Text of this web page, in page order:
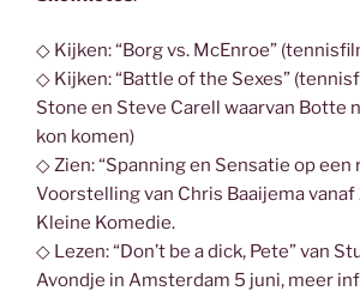
◇ Kijken: “Borg vs. McEnroe”
◇ Kijken: “Battle of the Sexes”
Stone en Steve Carell waarvan Botte
kon komen)
◇ Zien: “Spanning en Sensatie op een
Voorstelling van Chris Baaijema vanaf
Kleine Komedie.
◇ Lezen: “Don’t be a dick, Pete” van
Avondje in Amsterdam 5 juni, meer